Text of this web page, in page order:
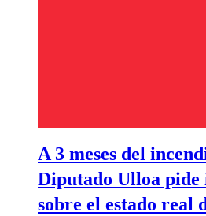
A 3 meses del
Diputado Ulloa pide
sobre el estado real